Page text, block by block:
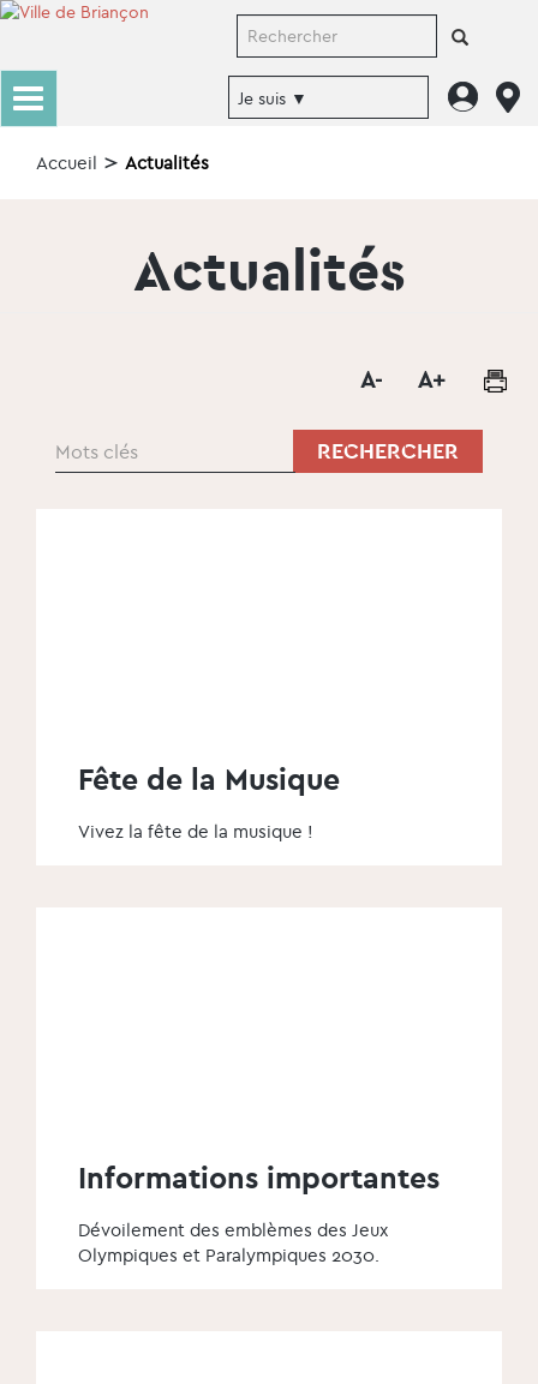
Accueil Actualités
Actualités
Fête de la Musique
Vivez la fête de la musique !
Informations importantes
Dévoilement des emblèmes des Jeux
Olympiques et Paralympiques 2030.